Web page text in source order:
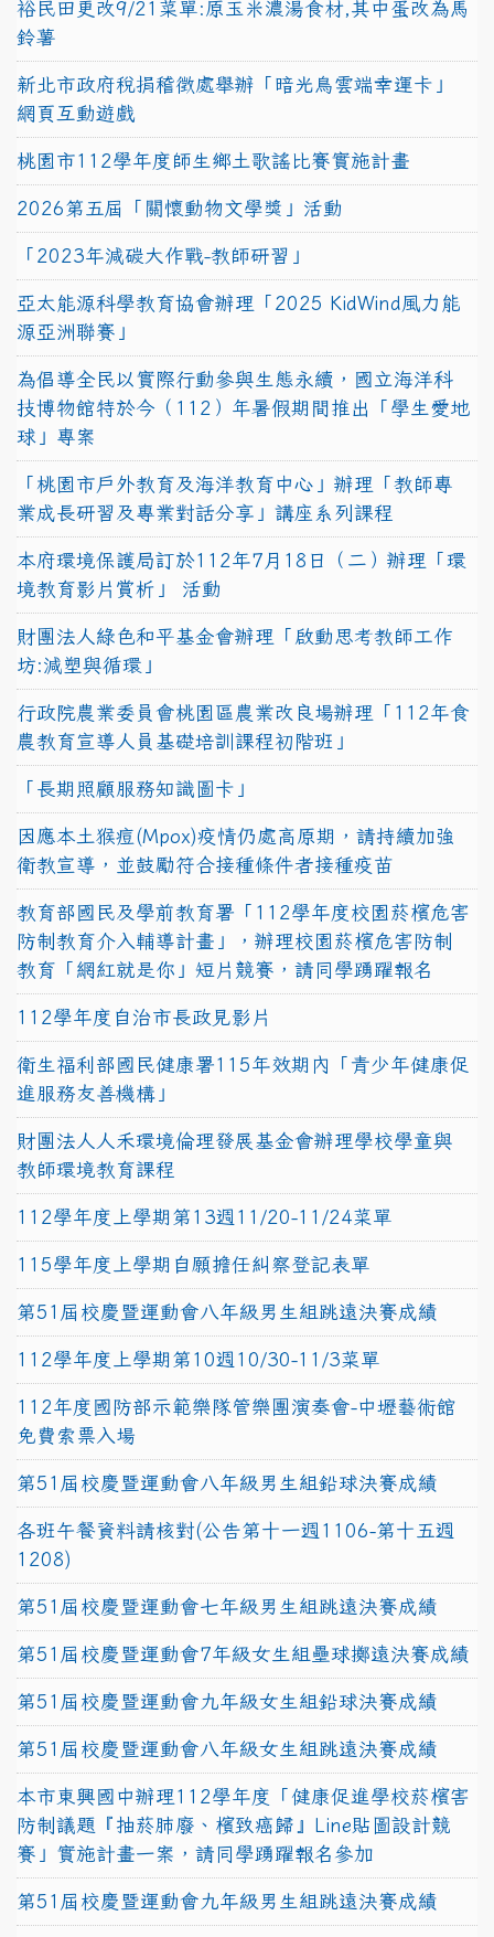
裕民田更改9/21菜單:原玉米濃湯食材,其中蛋改為馬
鈴薯
新北市政府稅捐稽徵處舉辦「暗光鳥雲端幸運卡」
網頁互動遊戲
桃園市112學年度師生鄉土歌謠比賽實施計畫
2026第五屆「關懷動物文學獎」活動
「2023年減碳大作戰-教師研習」
亞太能源科學教育協會辦理「2025 KidWind風力能
源亞洲聯賽」
為倡導全民以實際行動參與生態永續，國立海洋科
技博物館特於今（112）年暑假期間推出「學生愛地
球」專案
「桃園市戶外教育及海洋教育中心」辦理「教師專
業成長研習及專業對話分享」講座系列課程
本府環境保護局訂於112年7月18日（二）辦理「環
境教育影片賞析」 活動
財團法人綠色和平基金會辦理「啟動思考教師工作
坊:減塑與循環」
行政院農業委員會桃園區農業改良場辦理「112年食
農教育宣導人員基礎培訓課程初階班」
「長期照顧服務知識圖卡」
因應本土猴痘(Mpox)疫情仍處高原期，請持續加強
衛教宣導，並鼓勵符合接種條件者接種疫苗
教育部國民及學前教育署「112學年度校園菸檳危害
防制教育介入輔導計畫」，辦理校園菸檳危害防制
教育「網紅就是你」短片競賽，請同學踴躍報名
112學年度自治市長政見影片
衛生福利部國民健康署115年效期內「青少年健康促
進服務友善機構」
財團法人人禾環境倫理發展基金會辦理學校學童與
教師環境教育課程
112學年度上學期第13週11/20-11/24菜單
115學年度上學期自願擔任糾察登記表單
第51屆校慶暨運動會八年級男生組跳遠決賽成績
112學年度上學期第10週10/30-11/3菜單
112年度國防部示範樂隊管樂團演奏會-中壢藝術館
免費索票入場
第51屆校慶暨運動會八年級男生組鉛球決賽成績
各班午餐資料請核對(公告第十一週1106-第十五週
1208)
第51屆校慶暨運動會七年級男生組跳遠決賽成績
第51屆校慶暨運動會7年級女生組壘球擲遠決賽成績
第51屆校慶暨運動會九年級女生組鉛球決賽成績
第51屆校慶暨運動會八年級女生組跳遠決賽成績
本市東興國中辦理112學年度「健康促進學校菸檳害
防制議題『抽菸肺廢、檳致癌歸』Line貼圖設計競
賽」實施計畫一案，請同學踴躍報名參加
第51屆校慶暨運動會九年級男生組跳遠決賽成績